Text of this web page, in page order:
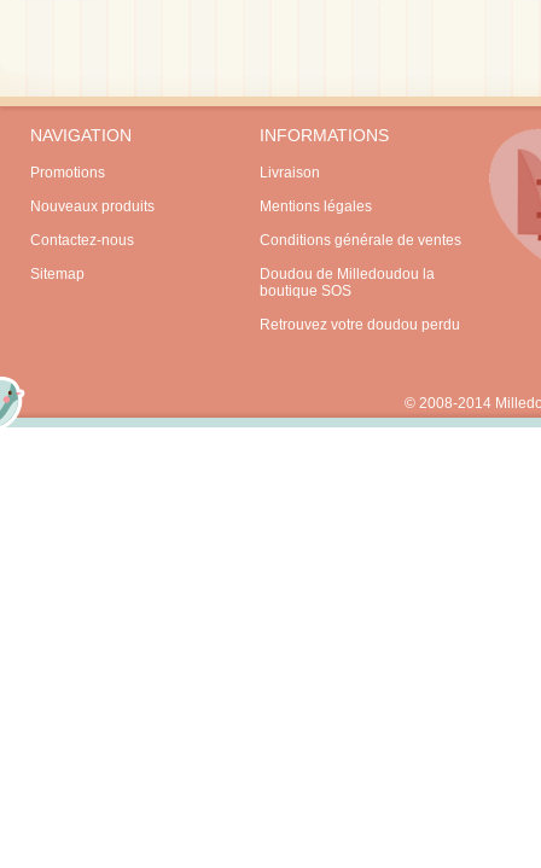
NAVIGATION
Promotions
Nouveaux produits
Contactez-nous
Sitemap
INFORMATIONS
Livraison
Mentions légales
Conditions générale de ventes
Doudou de Milledoudou la
boutique SOS
Retrouvez votre doudou perdu
© 2008-2014